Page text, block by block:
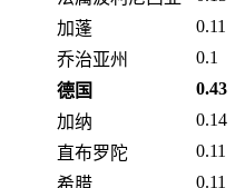
加蓬
0.11
乔治亚州
0.1
德国
0.43
加纳
0.14
直布罗陀
0.11
0.11